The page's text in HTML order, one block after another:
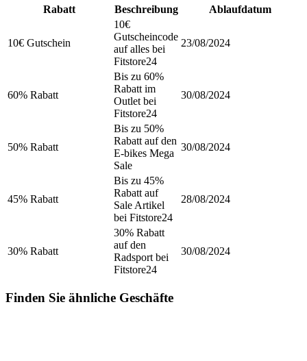
Rabatt Beschreibung Ablaufdatum
10€ Gutschein
10€
Gutscheincode
auf alles bei
Fitstore24
23/08/2024
60% Rabatt
Bis zu 60%
Rabatt im
Outlet bei
Fitstore24
30/08/2024
50% Rabatt
Bis zu 50%
Rabatt auf den
E-bikes Mega
Sale
30/08/2024
45% Rabatt
Bis zu 45%
Rabatt auf
Sale Artikel
bei Fitstore24
28/08/2024
30% Rabatt
30% Rabatt
auf den
Radsport bei
Fitstore24
30/08/2024
Finden Sie ähnliche Geschäfte